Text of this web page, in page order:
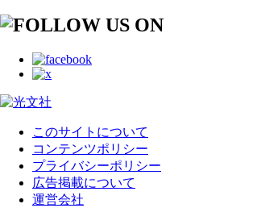
このサイトについて
コンテンツポリシー
プライバシーポリシー
広告掲載について
運営会社